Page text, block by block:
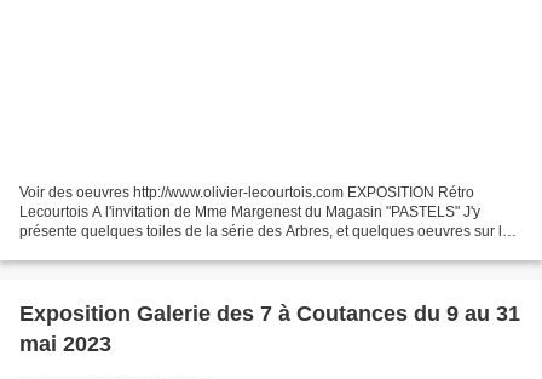
Voir des oeuvres http://www.olivier-lecourtois.com EXPOSITION Rétro
Lecourtois A l'invitation de Mme Margenest du Magasin "PASTELS" J'y
présente quelques toiles de la série des Arbres, et quelques oeuvres sur le
Exposition Galerie des 7 à Coutances du 9 au 31
mai 2023